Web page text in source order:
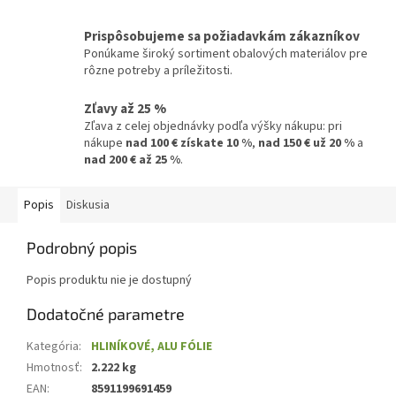
Prispôsobujeme sa požiadavkám zákazníkov
Ponúkame široký sortiment obalových materiálov pre
rôzne potreby a príležitosti.
Zľavy až 25 %
Zľava z celej objednávky podľa výšky nákupu: pri
nákupe nad 100 € získate 10 %, nad 150 € už 20 % a
nad 200 € až 25 %.
Popis Diskusia
Podrobný popis
Popis produktu nie je dostupný
Dodatočné parametre
Kategória:
HLINÍKOVÉ, ALU FÓLIE
Hmotnosť: 2.222 kg
EAN: 8591199691459